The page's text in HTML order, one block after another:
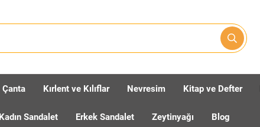
Çanta Kırlent ve Kılıflar Nevresim Kitap ve Defter
Kadın Sandalet Erkek Sandalet Zeytinyağı Blog